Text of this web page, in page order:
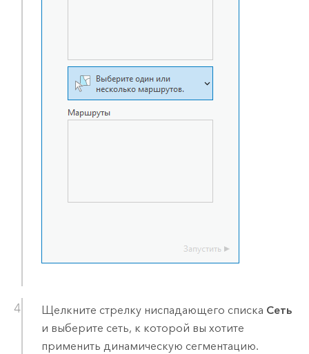
Щелкните стрелку ниспадающего списка Сеть
и выберите сеть, к которой вы хотите
применить динамическую сегментацию.